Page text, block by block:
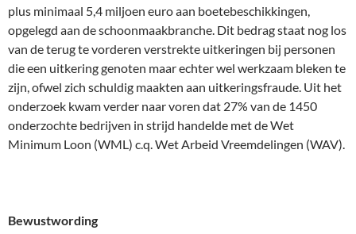
plus minimaal 5,4 miljoen euro aan boetebeschikkingen,
opgelegd aan de schoonmaakbranche. Dit bedrag staat nog los
van de terug te vorderen verstrekte uitkeringen bij personen
die een uitkering genoten maar echter wel werkzaam bleken te
zijn, ofwel zich schuldig maakten aan uitkeringsfraude. Uit het
onderzoek kwam verder naar voren dat 27% van de 1450
onderzochte bedrijven in strijd handelde met de Wet
Minimum Loon (WML) c.q. Wet Arbeid Vreemdelingen (WAV).
Bewustwording